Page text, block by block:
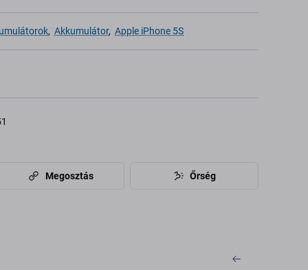
, Akkumulátor, Apple iPhone 5S
Megosztás Őrség